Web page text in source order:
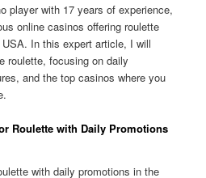
player with 17 years of experience,
online casinos offering roulette
In this expert article, I will
roulette, focusing on daily
and the top casinos where you
Roulette with Daily Promotions
with daily promotions in the